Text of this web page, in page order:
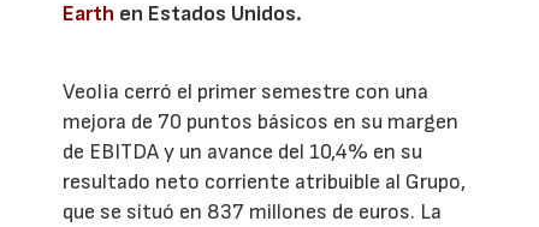
Earth en Estados Unidos.
Veolia cerró el primer semestre con una
mejora de 70 puntos básicos en su margen
de EBITDA y un avance del 10,4% en su
resultado neto corriente atribuible al Grupo,
que se situó en 837 millones de euros. La